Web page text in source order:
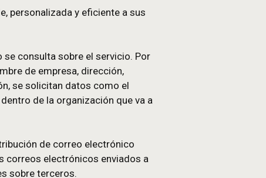
a sin intervención humana. Por ejemplo, la
no alquila ni vende datos personales a
amigable, personalizada y eficiente a sus
Free o cuando se consulta sobre el servicio.
su nombre, nombre de empresa, dirección,